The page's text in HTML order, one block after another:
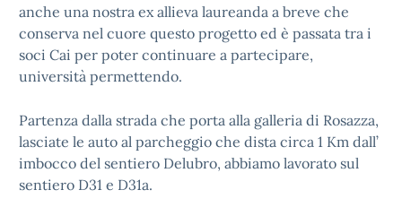
anche una nostra ex allieva laureanda a breve che
conserva nel cuore questo progetto ed è passata tra i
soci Cai per poter continuare a partecipare,
università permettendo.
Partenza dalla strada che porta alla galleria di Rosazza,
lasciate le auto al parcheggio che dista circa 1 Km dall’
imbocco del sentiero Delubro, abbiamo lavorato sul
sentiero D31 e D31a.